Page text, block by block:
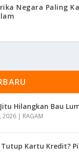
Negara Paling
Hilangkan Bau
2026 | RAGAM
Kartu Kredit?